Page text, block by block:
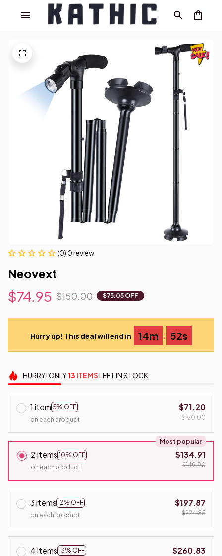
(0) 0 review
Neovext
$74.95 $150.00 $75.05 OFF
Hurry up! This deal will end in 14m : 51s
HURRY!ONLY13 ITEMSLEFT IN STOCK
1 item 5% OFF
on each product
$71.20
$150.00
2 items 10% OFF
Most popular
on each product
$134.91
$149.90
3 items 12% OFF
on each product
$197.87
$224.85
4 items 13% OFF
$260.83